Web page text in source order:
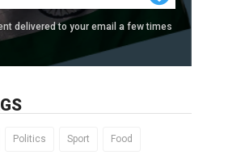
delivered to your email a few times
Politics Sport Food